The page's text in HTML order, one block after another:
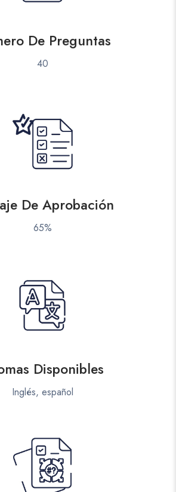
De Preguntas
40
De Aprobación
65%
Disponibles
Inglés, español